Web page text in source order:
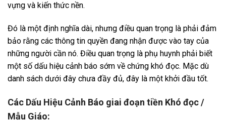
vựng và kiến ​​thức nền.
Đó là một định nghĩa dài, nhưng điều quan trọng là phải đảm
bảo rằng các thông tin quyền đang nhận được vào tay của
những người cần nó. Điều quan trọng là phụ huynh phải biết
một số dấu hiệu cảnh báo sớm về chứng khó đọc. Mặc dù
danh sách dưới đây chưa đầy đủ, đây là một khởi đầu tốt.
Các Dấu Hiệu Cảnh Báo giai đoạn tiền Khó đọc /
Mẫu Giáo: